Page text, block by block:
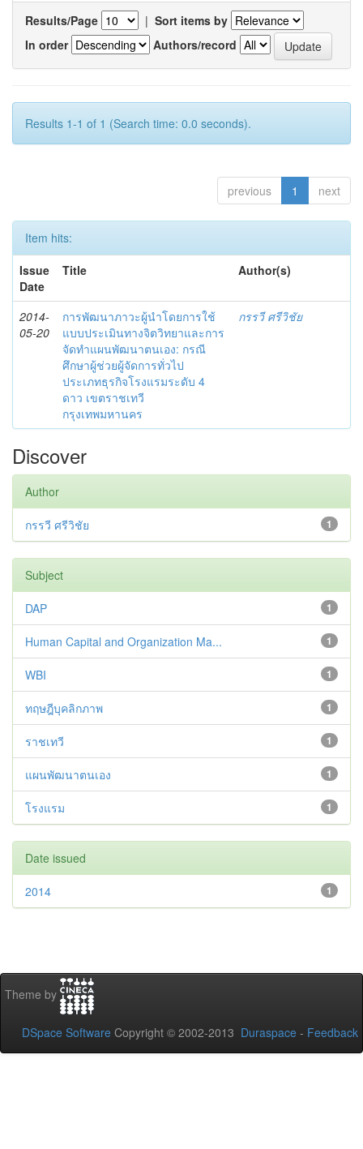
Results/Page | Sort items by
In order
Authors/record
Results 1-1 of 1 (Search time: 0.0 seconds).
previous 1 next
Item hits:
Issue
Date
Title Author(s)
2014-
05-20
การพัฒนาภาวะผู้นำโดยการใช้
แบบประเมินทางจิตวิทยาและการ
จัดทำแผนพัฒนาตนเอง: กรณี
ศึกษาผู้ช่วยผู้จัดการทั่วไป
ประเภทธุรกิจโรงแรมระดับ 4
ดาว เขตราชเทวี
กรุงเทพมหานคร
กรรวี ศรีวิชัย
Discover
Author
1
กรรวี ศรีวิชัย
Subject
1
DAP
1
Human Capital and Organization Ma...
1
WBI
1
ทฤษฎีบุคลิกภาพ
1
ราชเทวี
1
แผนพัฒนาตนเอง
1
โรงแรม
Date issued
1
2014
Theme by
DSpace Software Copyright © 2002-2013 Duraspace - Feedback